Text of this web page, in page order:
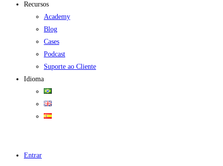
Recursos
Academy
Blog
Cases
Podcast
Suporte ao Cliente
Idioma
Entrar